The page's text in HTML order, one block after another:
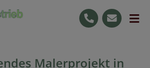
Malerprojekt in